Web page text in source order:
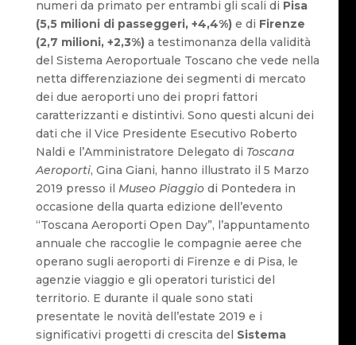
numeri da primato per entrambi gli scali di Pisa
(5,5 milioni di passeggeri, +4,4%)e di Firenze
(2,7 milioni, +2,3%)a testimonanza della validità
del Sistema Aeroportuale Toscano che vede nella
netta differenziazione dei segmenti di mercato
dei due aeroporti uno dei propri fattori
caratterizzanti e distintivi. Sono questi alcuni dei
dati che il Vice Presidente Esecutivo Roberto
Naldi e l’Amministratore Delegato di Toscana
Aeroporti, Gina Giani, hanno illustrato il 5 Marzo
2019 presso il Museo Piaggiodi Pontedera in
occasione della quarta edizione dell’evento
“Toscana Aeroporti Open Day”, l’appuntamento
annuale che raccoglie le compagnie aeree che
operano sugli aeroporti di Firenze e di Pisa, le
agenzie viaggio e gli operatori turistici del
territorio. E durante il quale sono stati
presentate le novità dell’estate 2019 e i
significativi progetti di crescita del Sistema